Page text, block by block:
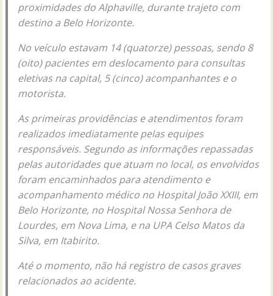
proximidades do Alphaville, durante trajeto com
destino a Belo Horizonte.
No veículo estavam 14 (quatorze) pessoas, sendo 8
(oito) pacientes em deslocamento para consultas
eletivas na capital, 5 (cinco) acompanhantes e o
motorista.
As primeiras providências e atendimentos foram
realizados imediatamente pelas equipes
responsáveis. Segundo as informações repassadas
pelas autoridades que atuam no local, os envolvidos
foram encaminhados para atendimento e
acompanhamento médico no Hospital João XXIII, em
Belo Horizonte, no Hospital Nossa Senhora de
Lourdes, em Nova Lima, e na UPA Celso Matos da
Silva, em Itabirito.
Até o momento, não há registro de casos graves
relacionados ao acidente.